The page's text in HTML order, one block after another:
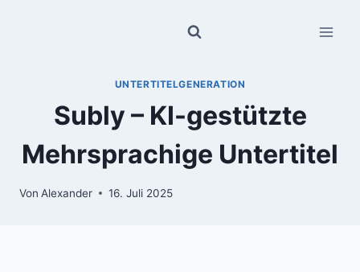
UNTERTITELGENERATION
Subly – KI-gestützte
Mehrsprachige Untertitel
Von Alexander 16. Juli 2025